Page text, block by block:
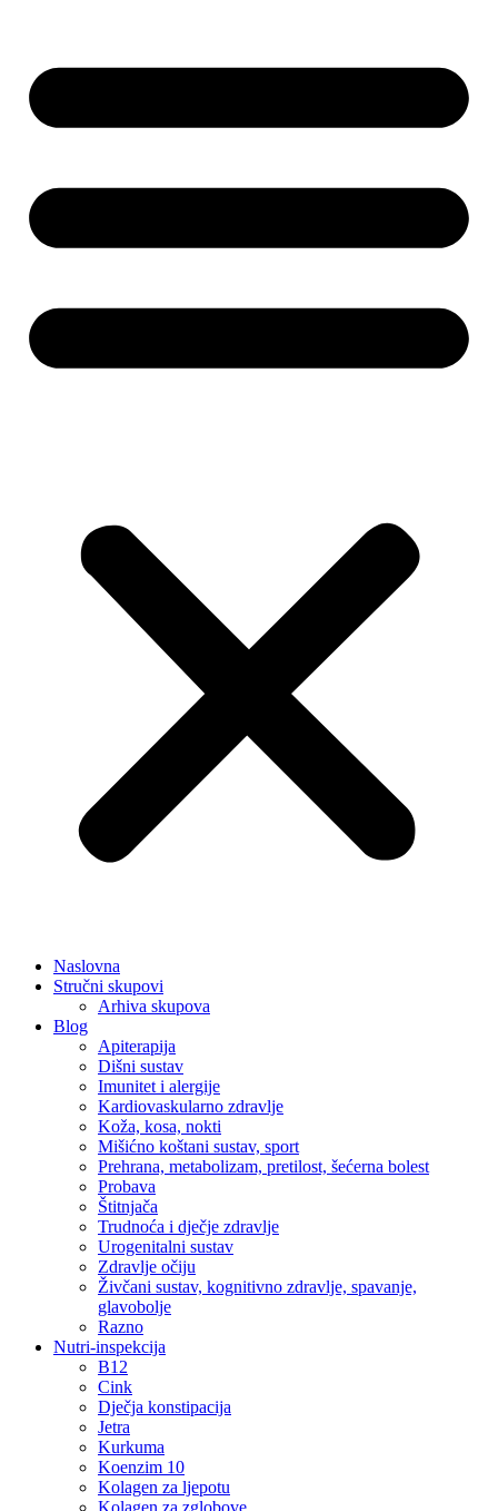
Naslovna
Stručni skupovi
Arhiva skupova
Blog
Apiterapija
Dišni sustav
Imunitet i alergije
Kardiovaskularno zdravlje
Koža, kosa, nokti
Mišićno koštani sustav, sport
Prehrana, metabolizam, pretilost, šećerna bolest
Probava
Štitnjača
Trudnoća i dječje zdravlje
Urogenitalni sustav
Zdravlje očiju
Živčani sustav, kognitivno zdravlje, spavanje,
glavobolje
Razno
Nutri-inspekcija
B12
Cink
Dječja konstipacija
Jetra
Kurkuma
Koenzim 10
Kolagen za ljepotu
Kolagen za zglobove